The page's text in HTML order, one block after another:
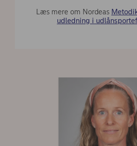
Læs mere om Nordeas
udledning i